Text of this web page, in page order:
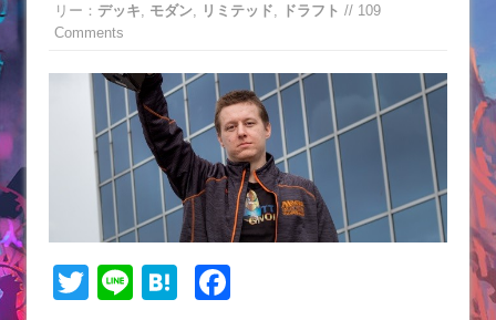
リー： デッキ モダン リミテッド ドラフト // 109
Comments
T
Li
H